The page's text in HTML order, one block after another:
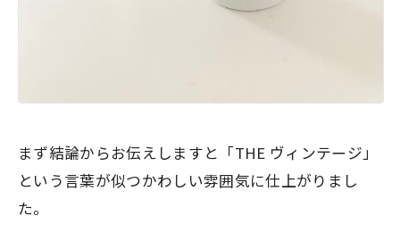
まず結論からお伝えしますと「THE ヴィンテージ」
という言葉が似つかわしい雰囲気に仕上がりまし
た。